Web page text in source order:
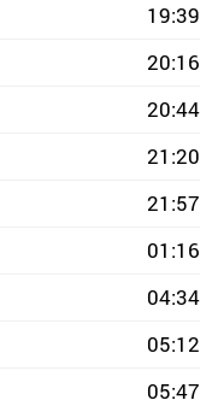
19:39
20:16
20:44
21:20
21:57
01:16
04:34
05:12
05:47